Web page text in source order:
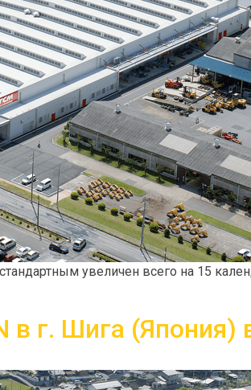
увеличен всего на 15
в г. Шига